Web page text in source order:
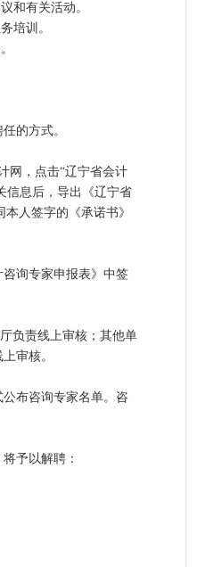
和有关活动。
培训。
的方式。
网，点击“辽宁省会计
信息后，导出《辽宁省
人签字的《承诺书》
询专家申报表》中签
负责线上审核；其他单
审核。
布咨询专家名单。咨
予以解聘：